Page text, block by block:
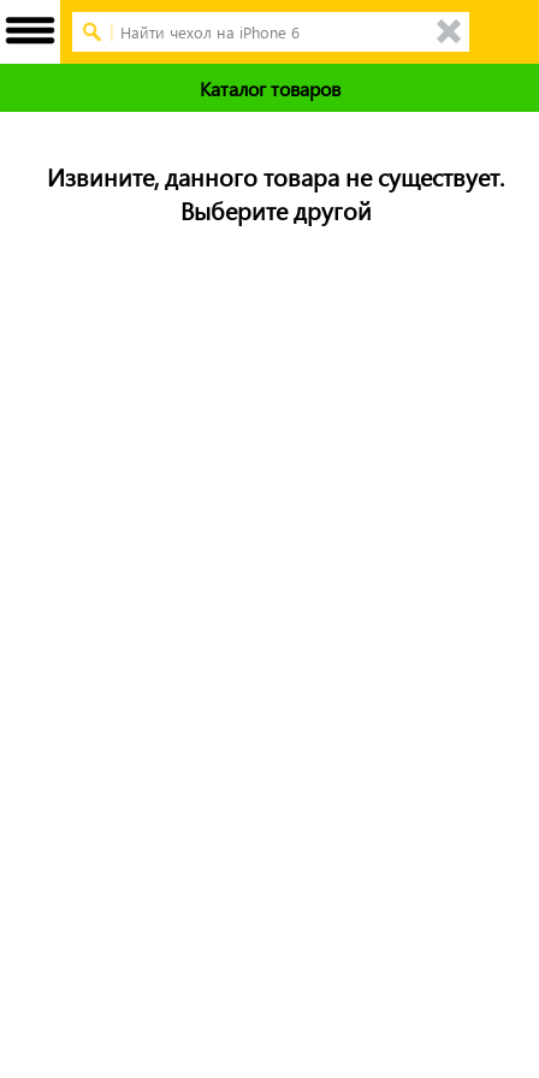
Каталог товаров
Извините, данного товара не существует.
Выберите другой